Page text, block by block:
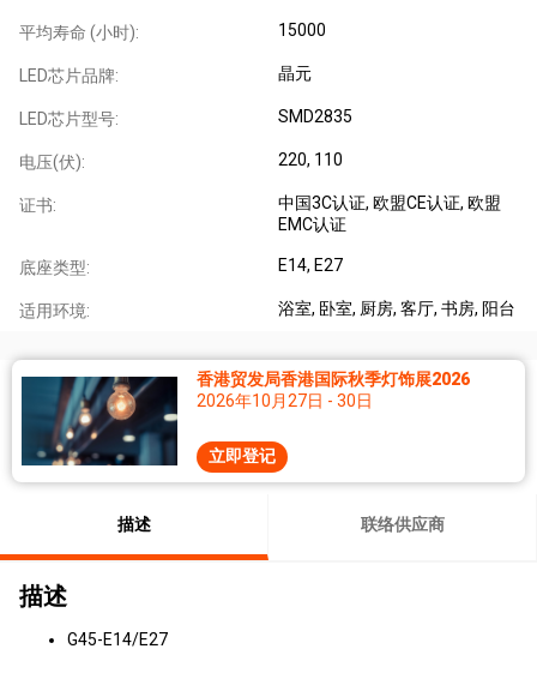
平均寿命 (小时): 15000
LED芯片品牌: 晶元
LED芯片型号: SMD2835
电压(伏): 220, 110
证书: 中国3C认证, 欧盟CE认证, 欧盟
EMC认证
底座类型: E14, E27
适用环境: 浴室, 卧室, 厨房, 客厅, 书房, 阳台
香港贸发局香港国际秋季灯饰展2026
2026年10月27日 - 30日
立即登记
描述 联络供应商
描述
G45-E14/E27